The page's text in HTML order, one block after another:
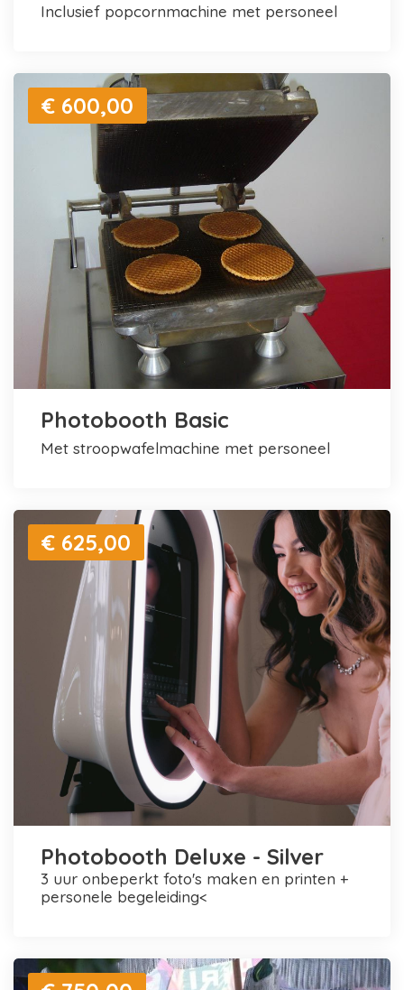
inclusief popcornmachine met personeel
€ 600,00
Photobooth Basic
met stroopwafelmachine met personeel
€ 625,00
Photobooth Deluxe - Silver
3 uur onbeperkt foto's maken en printen +
personele begeleiding<